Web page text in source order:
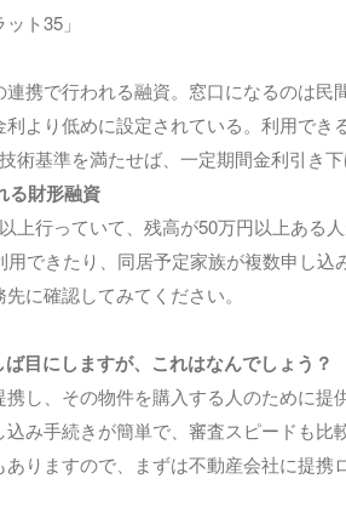
ト35」
携で行われる融資。窓口になるのは
より低めに設定されている。利用で
術基準を満たせば、一定期間金利引き
る財形融資
上行っていて、残高が50万円以上ある
できたり、同居予定家族が複数申し込
に確認してみてください。
目にしますが、これはなんでしょう？
し、その物件を購入する人のために提
み手続きが簡単で、審査スピードも比
りますので、まずは不動産会社に提